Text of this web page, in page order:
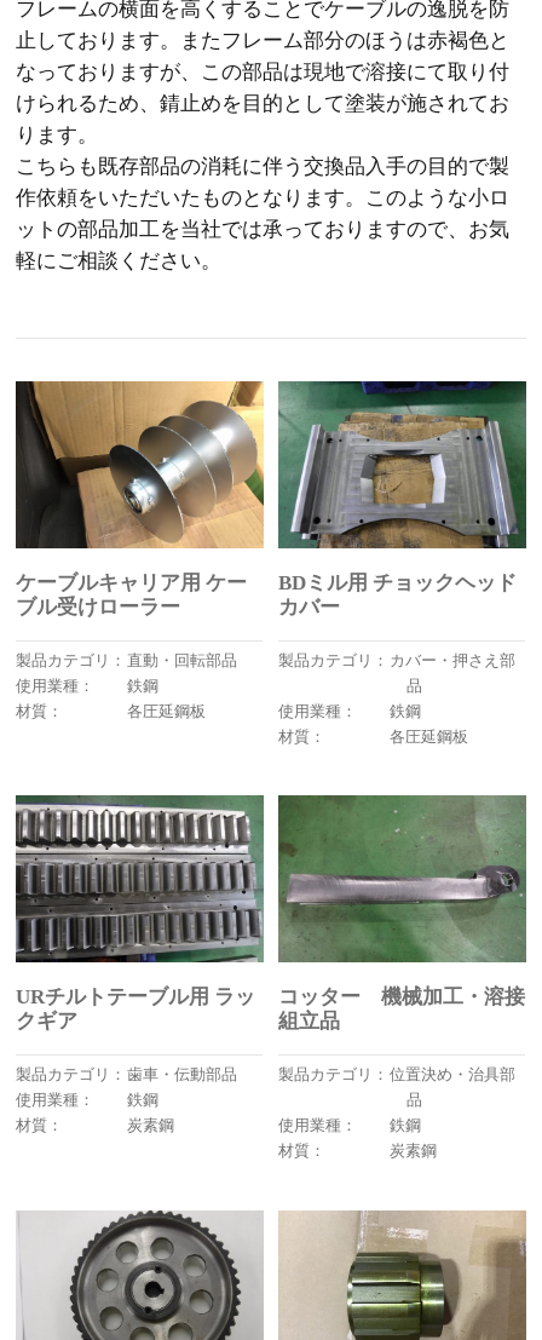
フレームの横面を高くすることでケーブルの逸脱を防
止しております。またフレーム部分のほうは赤褐色と
なっておりますが、この部品は現地で溶接にて取り付
けられるため、錆止めを目的として塗装が施されてお
ります。
こちらも既存部品の消耗に伴う交換品入手の目的で製
作依頼をいただいたものとなります。このような小ロ
ットの部品加工を当社では承っておりますので、お気
軽にご相談ください。
ケーブルキャリア用 ケー
ブル受けローラー
製品カテゴリ： 直動・回転部品
使用業種：
鉄鋼
材質：
各圧延鋼板
BDミル用 チョックヘッド
カバー
製品カテゴリ： カバー・押さえ部
品
使用業種：
鉄鋼
材質：
各圧延鋼板
URチルトテーブル用 ラッ
クギア
製品カテゴリ： 歯車・伝動部品
使用業種：
鉄鋼
材質：
炭素鋼
コッター 機械加工・溶接
組立品
製品カテゴリ： 位置決め・治具部
品
使用業種：
鉄鋼
材質：
炭素鋼